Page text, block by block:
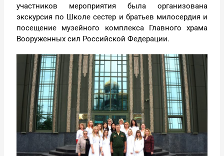
участников мероприятия была организована
экскурсия по Школе сестер и братьев милосердия и
посещение музейного комплекса Главного храма
Вооруженных сил Российской Федерации.